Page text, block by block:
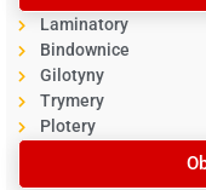
Laminatory
Bindownice
Gilotyny
Trymery
Plotery